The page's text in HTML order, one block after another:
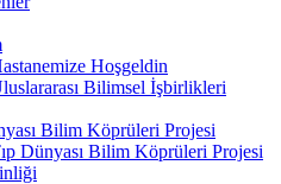
Hoşgeldin
Bilimsel İşbirlikleri
Bilim Köprüleri Projesi
Dünyası Bilim Köprüleri Projesi